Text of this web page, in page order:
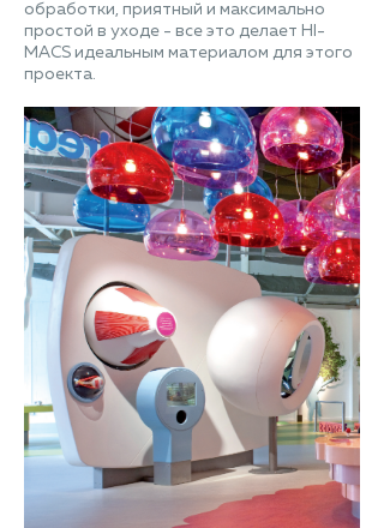
обработки, приятный и максимально
простой в уходе - все это делает HI-
MACS идеальным материалом для этого
проекта.